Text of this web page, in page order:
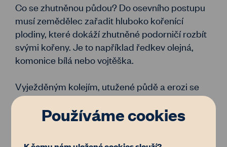
Co se zhutněnou půdou? Do osevního postupu
musí zemědělec zařadit hluboko kořenící
plodiny, které dokáží zhutněné podorničí rozbít
svými kořeny. Je to například ředkev olejná,
komonice bílá nebo vojtěška.
Vyježděným kolejím, utužené půdě a erozi se
ale musí především předcházet. Stačí to říct
svému zemědělci. Pokud se o zdraví půdy
nezajímá, je načasenajít jiného.
Používáme cookies